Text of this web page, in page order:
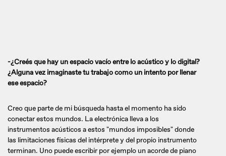
-¿Creés que hay un espacio vacío entre lo acústico y lo digital?
¿Alguna vez imaginaste tu trabajo como un intento por llenar
ese espacio?
Creo que parte de mi búsqueda hasta el momento ha sido
conectar estos mundos. La electrónica lleva a los
instrumentos acústicos a estos "mundos imposibles" donde
las limitaciones físicas del intérprete y del propio instrumento
terminan. Uno puede escribir por ejemplo un acorde de piano